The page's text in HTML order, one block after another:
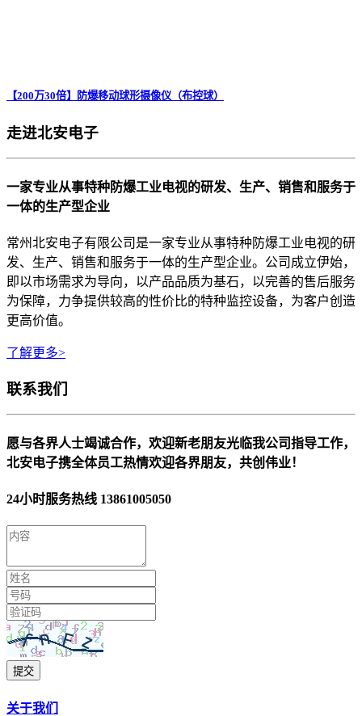
【200万30倍】防爆移动球形摄像仪（布控球）
走进北安电子
一家专业从事特种防爆工业电视的研发、生产、销售和服务于
一体的生产型企业
常州北安电子有限公司是一家专业从事特种防爆工业电视的研
发、生产、销售和服务于一体的生产型企业。公司成立伊始，
即以市场需求为导向，以产品品质为基石，以完善的售后服务
为保障，力争提供较高的性价比的特种监控设备，为客户创造
更高价值。
了解更多>
联系我们
愿与各界人士竭诚合作，欢迎新老朋友光临我公司指导工作，
北安电子携全体员工热情欢迎各界朋友，共创伟业！
24小时服务热线 13861005050
提交
关于我们